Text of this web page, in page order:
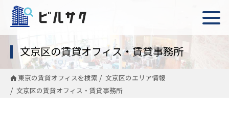
文京区の賃貸オフィス・賃貸事務所
東京の賃貸オフィスを検索
文京区のエリア情報
文京区の賃貸オフィス・賃貸事務所